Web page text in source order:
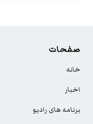
صفحات
خانه
اخبار
برنامه های رادیو